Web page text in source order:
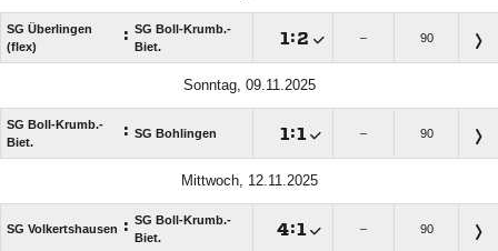
SG Überlingen
(flex)
: SG Boll-Krumb.-
Biet.
: – 90
Sonntag, 09.11.2025
SG Boll-Krumb.-
Biet.
: SG Bohlingen : – 90
Mittwoch, 12.11.2025
SG Volkertshausen : SG Boll-Krumb.-
Biet.
: – 90